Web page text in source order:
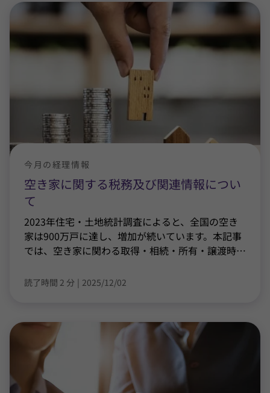
空き家に関する税務及び関連情報につい
て
今月の経理情報
2023年住宅・土地統計調査によると、全国の空き
家は900万戸に達し、増加が続いています。本記事
では、空き家に関わる取得・相続・所有・譲渡時…
読了時間 2 分 | 2025/12/02